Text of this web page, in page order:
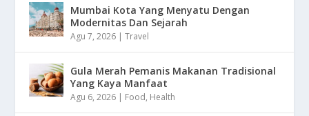
Mumbai Kota Yang Menyatu Dengan
Modernitas Dan Sejarah
Agu 7, 2026 |Travel
Gula Merah Pemanis Makanan Tradisional
Yang Kaya Manfaat
Agu 6, 2026 | Food, Health